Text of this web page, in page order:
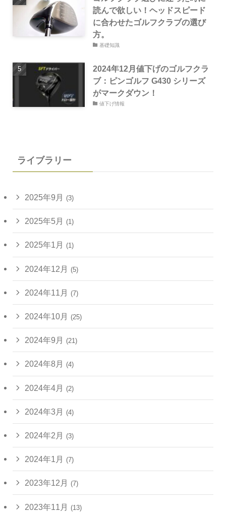
読んで欲しい！ヘッドスピード
に合わせたゴルフクラブの選び
方。
基礎知識
2024年12月値下げのゴルフクラ
ブ：ピンゴルフ G430 シリーズ
がマークダウン！
値下げ情報
ライブラリー
2025年9月 (3)
2025年5月 (1)
2025年1月 (1)
2024年12月 (5)
2024年11月 (7)
2024年10月 (25)
2024年9月 (21)
2024年8月 (4)
2024年4月 (2)
2024年3月 (4)
2024年2月 (3)
2024年1月 (7)
2023年12月 (7)
2023年11月 (13)